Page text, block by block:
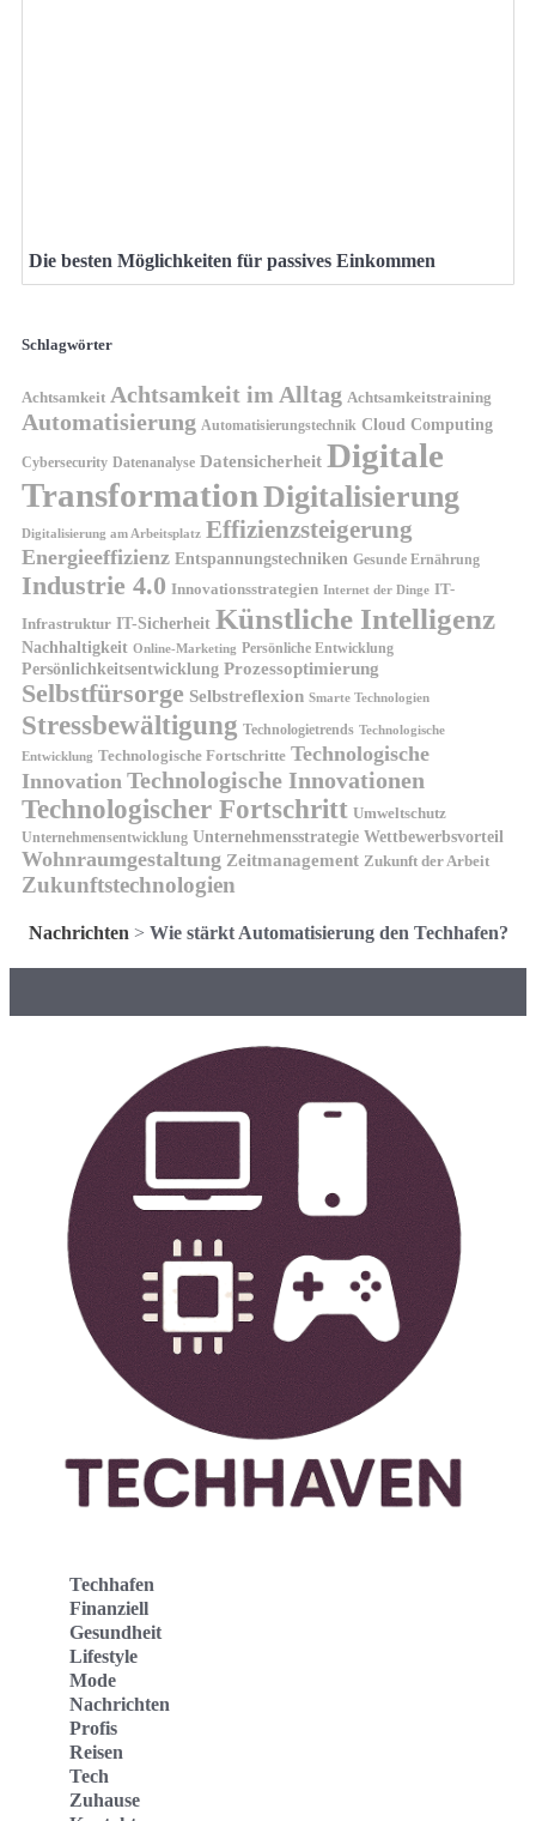
Die besten Möglichkeiten für passives Einkommen
Schlagwörter
Achtsamkeit Achtsamkeit im Alltag Achtsamkeitstraining
Automatisierung Automatisierungstechnik Cloud Computing
Cybersecurity Datenanalyse Datensicherheit Digitale
TransformationDigitalisierung
Digitalisierung am Arbeitsplatz Effizienzsteigerung
Energieeffizienz Entspannungstechniken Gesunde Ernährung
Industrie 4.0 Innovationsstrategien Internet der Dinge IT-
Infrastruktur IT-Sicherheit Künstliche Intelligenz
Nachhaltigkeit Online-Marketing Persönliche Entwicklung
Persönlichkeitsentwicklung Prozessoptimierung
Selbstfürsorge Selbstreflexion Smarte Technologien
Stressbewältigung Technologietrends Technologische
Entwicklung Technologische Fortschritte Technologische
Innovation Technologische Innovationen
Technologischer Fortschritt Umweltschutz
Unternehmensentwicklung Unternehmensstrategie Wettbewerbsvorteil
Wohnraumgestaltung Zeitmanagement Zukunft der Arbeit
Zukunftstechnologien
Nachrichten > Wie stärkt Automatisierung den Techhafen?
Techhafen
Finanziell
Gesundheit
Lifestyle
Mode
Nachrichten
Profis
Reisen
Tech
Zuhause